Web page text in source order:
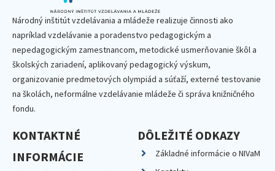
Národný inštitút vzdelávania a mládeže realizuje činnosti ako
napríklad vzdelávanie a poradenstvo pedagogickým a
nepedagogickým zamestnancom, metodické usmerňovanie škôl a
školských zariadení, aplikovaný pedagogický výskum,
organizovanie predmetových olympiád a súťaží, externé testovanie
na školách, neformálne vzdelávanie mládeže či správa knižničného
fondu.
KONTAKTNÉ
INFORMÁCIE
DÔLEŽITÉ ODKAZY
Základné informácie o NIVaM